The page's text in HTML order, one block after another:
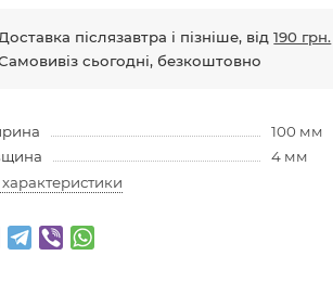
Доставка післязавтра і пізніше, від190 грн.
сьогодні, безкоштовно
100 мм
4 мм
характеристики